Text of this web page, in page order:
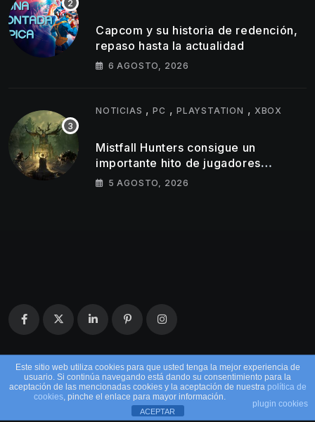
Capcom y su historia de redención,
repaso hasta la actualidad
6 AGOSTO, 2026
NOTICIAS ,PC ,PLAYSTATION , XBOX
Mistfall Hunters consigue un
importante hito de jugadores
simultáneos
5 AGOSTO, 2026
Este sitio web utiliza cookies para que usted tenga la mejor experiencia de
usuario. Si continúa navegando está dando su consentimiento para la
aceptación de las mencionadas cookies y la aceptación de nuestra política de
cookies, pinche el enlace para mayor información.
plugin cookies
ACEPTAR